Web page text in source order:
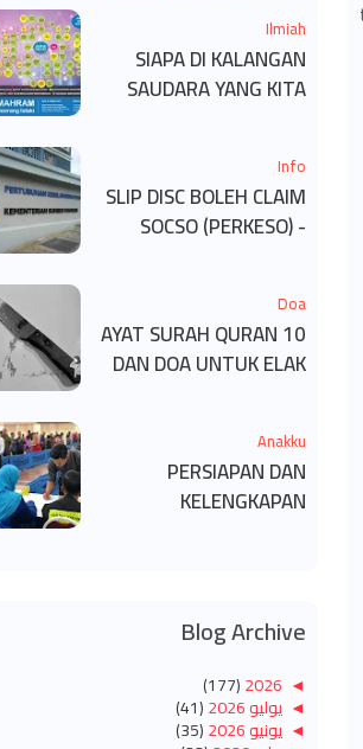
Ilmiah
SIAPA DI KALANGAN
SAUDARA YANG KITA
Info
SLIP DISC BOLEH CLAIM
SOCSO (PERKESO) -
Doa
10 AYAT SURAH QURAN
DAN DOA UNTUK ELAK
Anakku
PERSIAPAN DAN
KELENGKAPAN
Blog Archive
◄
2026
(177)
◄يوليو 2026 (41)
◄يونيو 2026 (35)